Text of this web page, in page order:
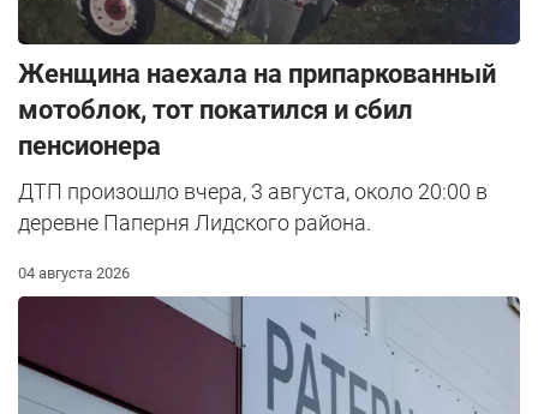
Женщина наехала на припаркованный
мотоблок, тот покатился и сбил
пенсионера
ДТП произошло вчера, 3 августа, около 20:00 в
деревне Паперня Лидского района.
04 августа 2026